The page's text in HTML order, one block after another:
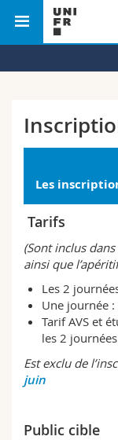
Campus
Recherche
Formation
Théologie
Droit
Sciences de
Sciences et
Vous êtes
Futurs étudiants
Chercheurs
Collaborateurs
Ressources
Webmail
Les
Tarifs
(Sont inclus
ainsi que
Les 2
Une journée :
Tarif AVS et
les 2
Est exclu de
juin
Public cible